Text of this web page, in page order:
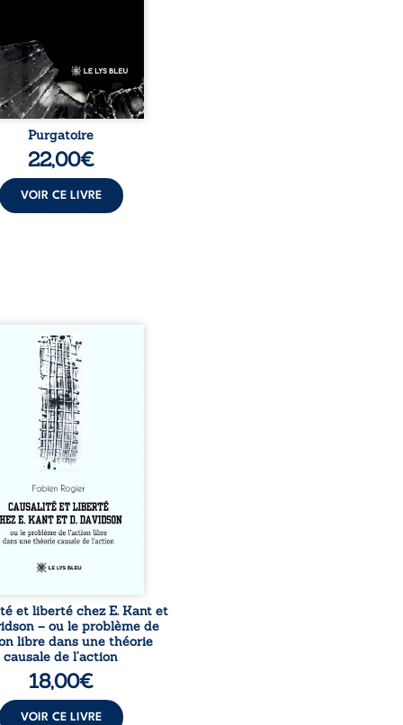
au hasard, comme
inattendue sur
le chemin de la vie. ...
Purgatoire
22,00€
VOIR CE LIVRE
nous vraiment libres
de nos actes s’inscrit
une chaîne de causes ? À
une confrontation
les pensées d’Emmanuel
et de Donald Davidson,
explore les liens entre
arbitre, déterminisme
et responsabilité. De la
kantienne au monisme
de Davidson, il
la manière dont les
et les croyances
peuvent ...
et liberté chez E. Kant et
– ou le problème de
libre dans une théorie
causale de l’action
18,00€
VOIR CE LIVRE